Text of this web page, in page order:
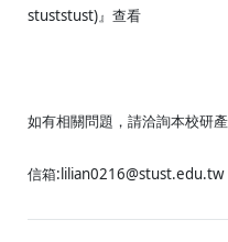
stuststust)』查看
如有相關問題，請洽詢本校研
信箱:lilian0216@stust.edu.tw